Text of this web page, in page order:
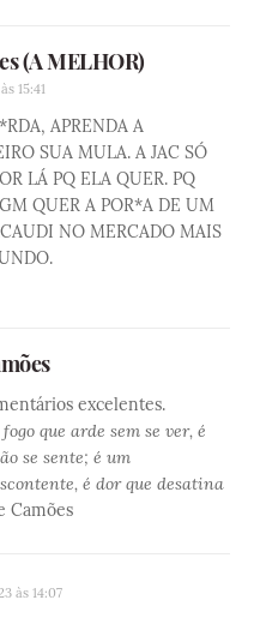
(A MELHOR)
15:41
APRENDA A
SUA MULA. A JAC SÓ
LÁ PQ ELA QUER. PQ
QUER A POR*A DE UM
NO MERCADO MAIS
excelentes.
que arde sem se ver, é
se sente; é um
é dor que desatina
Camões
às 14:07